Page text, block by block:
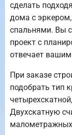
сделать
дома с
спальнями. Вы
проект с
отвечает
При заказе
подобрать тип
Двухскатную